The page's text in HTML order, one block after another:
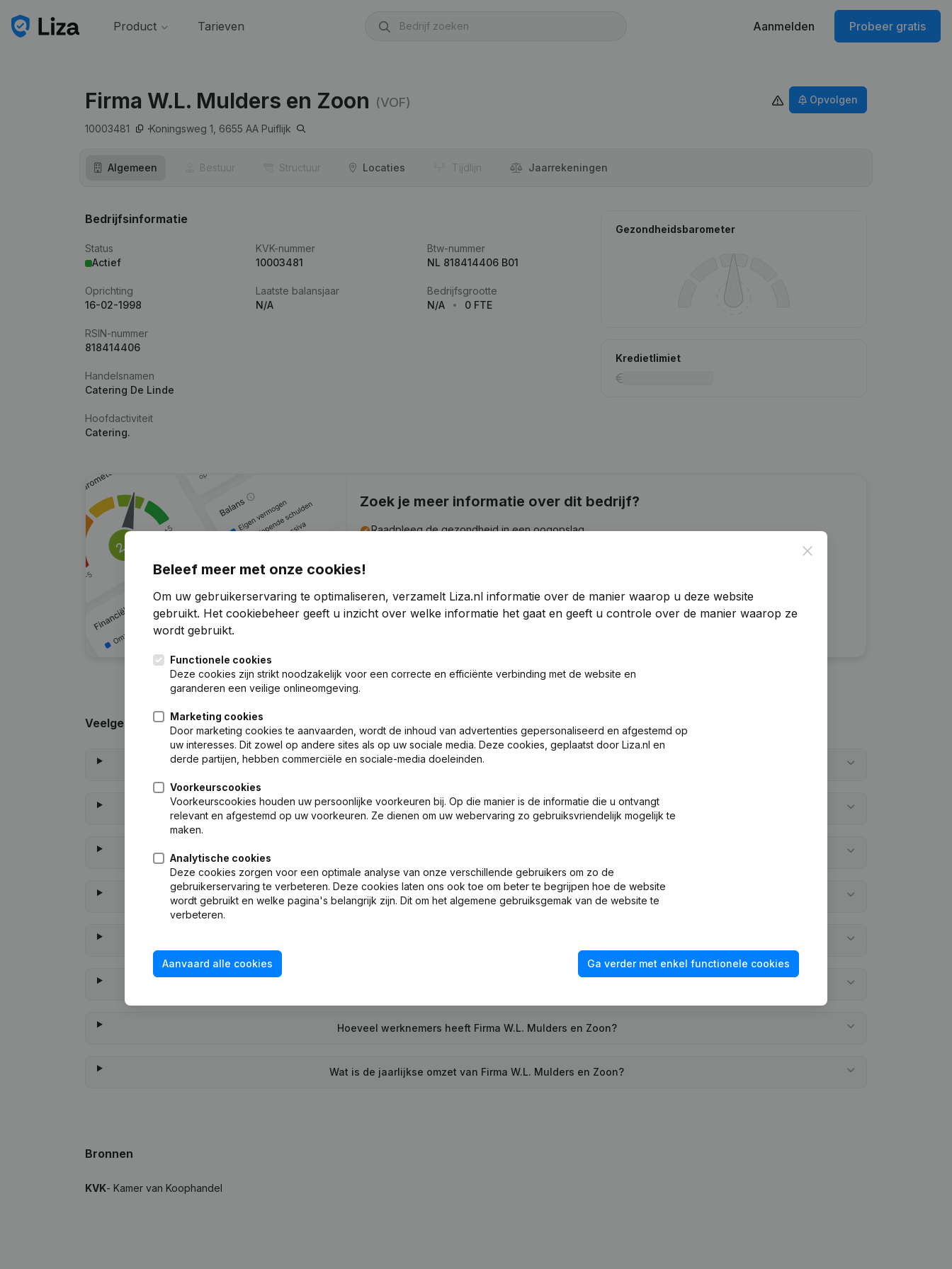
Product Tarieven Aanmelden Probeer gratis
Firma W.L. Mulders en Zoon (VOF)
10003481 Koningsweg 1, 6655 AA Puiflijk
Opvolgen
Algemeen Bestuur Structuur Locaties Tijdlijn Jaar­rekeningen
Bedrijfsinformatie
Status
Actief
KVK-nummer
10003481
Btw-nummer
NL 818414406 B01
Oprichting
16-02-1998
Laatste balansjaar
N/A
Bedrijfsgrootte
N/A
0 FTE
RSIN-nummer
818414406
Handelsnamen
Catering De Linde
Hoofdactiviteit
Catering.
Gezondheidsbarometer
Kredietlimiet
Zoek je meer informatie over dit bedrijf?
Raadpleeg de gezondheid in een oogopslag
Probeer gratis Meer ontdekken
Veelgestelde vragen
Wat is het KVK-nummer van Firma W.L. Mulders en Zoon?
Wat is het btw-nummer van Firma W.L. Mulders en Zoon?
Wanneer werd Firma W.L. Mulders en Zoon opgericht?
Hoeveel werknemers heeft Firma W.L. Mulders en Zoon?
Wat is de jaarlijkse omzet van Firma W.L. Mulders en Zoon?
Bronnen
KVK- Kamer van Koophandel
Close
Beleef meer met onze cookies!
Om uw gebruikerservaring te optimaliseren, verzamelt Liza.nl informatie over de manier waarop u deze website
gebruikt. Het cookiebeheer geeft u inzicht over welke informatie het gaat en geeft u controle over de manier waarop ze
wordt gebruikt.
Functionele cookies
Deze cookies zijn strikt noodzakelijk voor een correcte en efficiënte verbinding met de website en
garanderen een veilige onlineomgeving.
Marketing cookies
Door marketing cookies te aanvaarden, wordt de inhoud van advertenties gepersonaliseerd en afgestemd op
uw interesses. Dit zowel op andere sites als op uw sociale media. Deze cookies, geplaatst door Liza.nl en
derde partijen, hebben commerciële en sociale-media doeleinden.
Voorkeurscookies
Voorkeurscookies houden uw persoonlijke voorkeuren bij. Op die manier is de informatie die u ontvangt
relevant en afgestemd op uw voorkeuren. Ze dienen om uw webervaring zo gebruiksvriendelijk mogelijk te
maken.
Analytische cookies
Deze cookies zorgen voor een optimale analyse van onze verschillende gebruikers om zo de
gebruikerservaring te verbeteren. Deze cookies laten ons ook toe om beter te begrijpen hoe de website
wordt gebruikt en welke pagina's belangrijk zijn. Dit om het algemene gebruiksgemak van de website te
verbeteren.
Aanvaard alle cookies Ga verder met enkel functionele cookies